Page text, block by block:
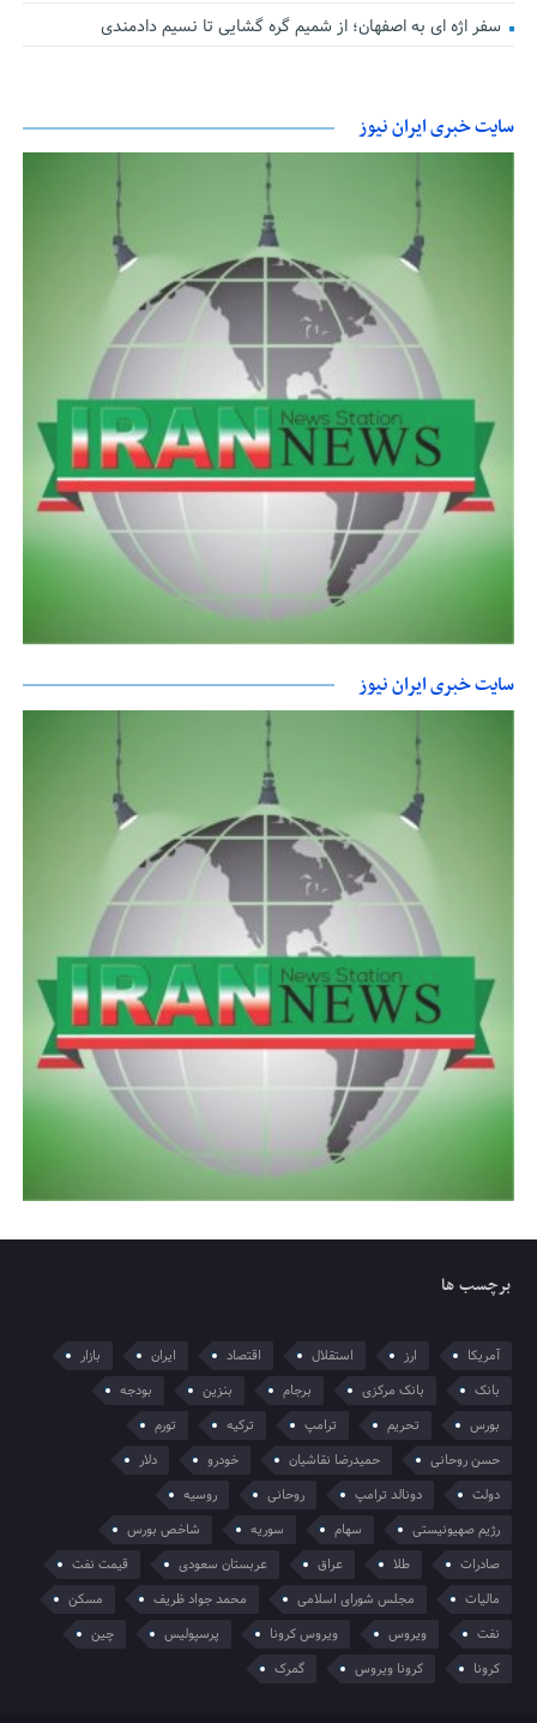
سفر اژه ای به اصفهان؛ از شمیم گره گشایی تا نسیم دادمندی
سایت خبری ایران نیوز
سایت خبری ایران نیوز
برچسب ها
آمریکا ارز استقلال اقتصاد ایران
بازار
بانک
بانک مرکزی برجام بنزین
بودجه
بورس
تحریم ترامپ ترکیه
تورم
حسن روحانی
حمیدرضا نقاشیان خودرو
دلار
دولت
دونالد ترامپ روحانی
روسیه
رژیم صهیونیستی
سهام سوریه
شاخص بورس
صادرات
طلا عراق عربستان سعودی
قیمت نفت
مالیات
مجلس شورای اسلامی محمد جواد ظریف
مسکن
نفت
ویروس ویروس کرونا پرسپولیس
چین
کرونا
کرونا ویروس گمرک